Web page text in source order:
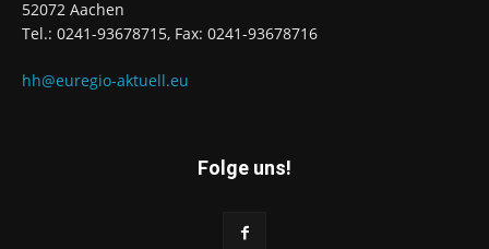
52072 Aachen
Tel.: 0241-93678715, Fax: 0241-93678716
hh@euregio-aktuell.eu
Folge uns!